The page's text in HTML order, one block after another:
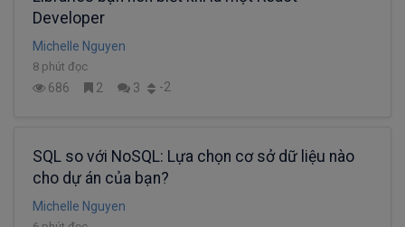
Developer
Michelle Nguyen
8 phút đọc
686 2 3 -2
SQL so với NoSQL: Lựa chọn cơ sở dữ liệu nào
cho dự án của bạn?
Michelle Nguyen